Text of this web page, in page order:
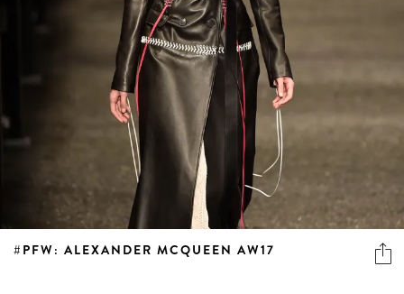
#PFW: ALEXANDER MCQUEEN AW17